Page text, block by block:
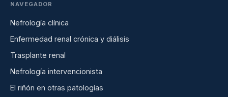
NAVEGADOR
Nefrología clínica
Enfermedad renal crónica y diálisis
Trasplante renal
Nefrología intervencionista
El riñón en otras patologías